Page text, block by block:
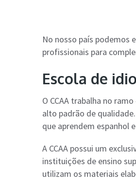
No nosso país podemos
profissionais para
Escola de
O CCAA trabalha no
alto padrão de
que aprendem espanhol
A CCAA possui um
instituições de ensino
utilizam os materiais